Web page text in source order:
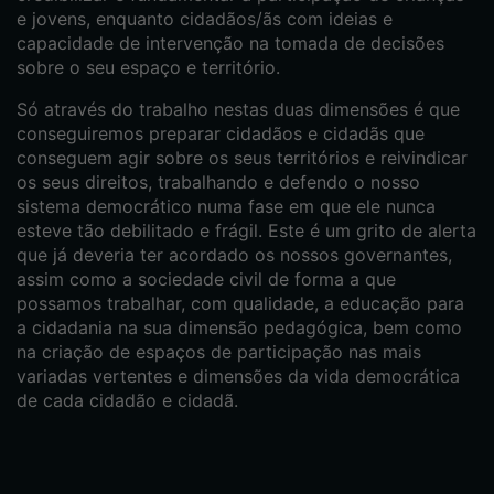
e jovens, enquanto cidadãos/ãs com ideias e
capacidade de intervenção na tomada de decisões
sobre o seu espaço e território.
Só através do trabalho nestas duas dimensões é que
conseguiremos preparar cidadãos e cidadãs que
conseguem agir sobre os seus territórios e reivindicar
os seus direitos, trabalhando e defendo o nosso
sistema democrático numa fase em que ele nunca
esteve tão debilitado e frágil. Este é um grito de alerta
que já deveria ter acordado os nossos governantes,
assim como a sociedade civil de forma a que
possamos trabalhar, com qualidade, a educação para
a cidadania na sua dimensão pedagógica, bem como
na criação de espaços de participação nas mais
variadas vertentes e dimensões da vida democrática
de cada cidadão e cidadã.